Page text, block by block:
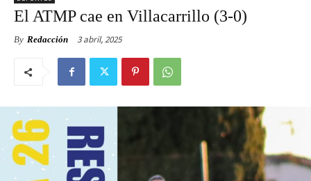
El ATMP cae en Villacarrillo (3-0)
By Redacción 3 abril, 2025